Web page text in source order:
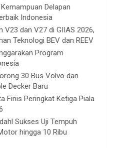
Delapan
Indonesia
V23 dan V27 di GIIAS 2026,
Teknologi BEV dan REEV
Program
30 Bus Volvo dan
Decker Baru
Finis Peringkat Ketiga Piala
Sukses Uji Tempuh
hingga 10 Ribu